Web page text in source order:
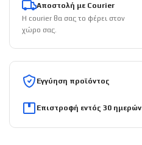
Αποστολή με Courier
Η courier θα σας το φέρει στον
χώρο σας.
Εγγύηση προϊόντος
Επιστροφή εντός 30 ημερών